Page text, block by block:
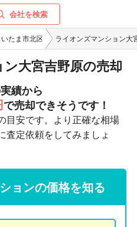
会社を検索
いたま市北区 ライオンズマンション大
大宮吉野原の売却
績から
で売却できそうです！
目安です。より正確な相場
査定依頼をしてみましょ
ョンの価格を知る